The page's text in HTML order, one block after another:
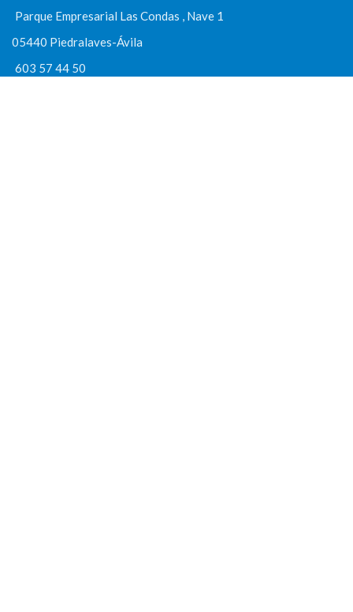
Parque Empresarial Las Condas , Nave 1
05440 Piedralaves-Ávila
603 57 44 50